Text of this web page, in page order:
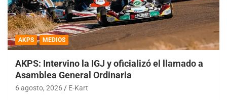
AKPS MEDIOS
AKPS: Intervino la IGJ y oficializó el llamado a
Asamblea General Ordinaria
6 agosto, 2026 E-Kart